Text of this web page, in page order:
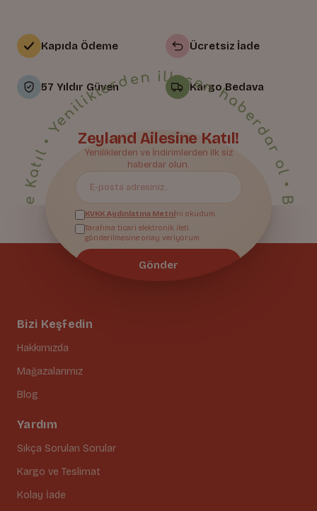
Kapıda Ödeme
57 Yıldır Güven
Ücretsiz İade
Kargo Bedava
Bizi Keşfedin
Hakkımızda
Mağazalarımız
Blog
Yardım
Sıkça Sorulan Sorular
Kargo ve Teslimat
Kolay İade
Bize Katıl• Yeniliklerden ilk sen haberdar ol • Bize Katıl • Yeniliklerden ilk sen haberdar ol • Bize Katıl • Yeniliklerden ilk sen haberdar ol • Bize Katıl • Yeniliklerden ilk sen haberdar ol • Bize Katıl • Yeniliklerden ilk sen haberdar ol • Bize Katıl • Yeniliklerden ilk sen haberdar ol • Bize Katıl • Yeniliklerden ilk sen haberdar ol • Bize Katıl • Yeniliklerden ilk sen haberdar ol • Bize Katıl • Yeniliklerden ilk sen haberdar ol • Bize Katıl • Yeniliklerden ilk sen haberdar ol • Bize Katıl • Yeniliklerden ilk sen haberdar ol • Bize Katıl • Yeniliklerden ilk sen haberdar ol • Bize Katıl • Yeniliklerden ilk sen haberdar ol • Bize Katıl • Yeniliklerden ilk sen haberdar ol • Bize Katıl • Yeniliklerden ilk sen haberdar ol • Bize Katıl • Yeniliklerden ilk sen haberdar ol • Bize Katıl • Yeniliklerden ilk sen haberdar ol • Bize Katıl • Yeniliklerden ilk sen haberdar ol • Bize Katıl • Yeniliklerden ilk sen haberdar ol •
Zeyland Ailesine Katıl!
Yeniliklerden ve İndirimlerden ilk siz
haberdar olun.
KVKK Aydınlatma Metni'ni okudum.
Tarafıma ticari elektronik ileti
gönderilmesine onay veriyorum.
Gönder